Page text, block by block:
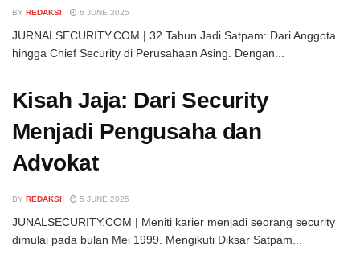
BY REDAKSI 6 JUNE 2025
JURNALSECURITY.COM | 32 Tahun Jadi Satpam: Dari Anggota
hingga Chief Security di Perusahaan Asing. Dengan...
Kisah Jaja: Dari Security
Menjadi Pengusaha dan
Advokat
BY REDAKSI 5 JUNE 2025
JUNALSECURITY.COM | Meniti karier menjadi seorang security
dimulai pada bulan Mei 1999. Mengikuti Diksar Satpam...